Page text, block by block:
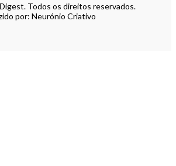
Todos os direitos reservados.
por: Neurónio Criativo